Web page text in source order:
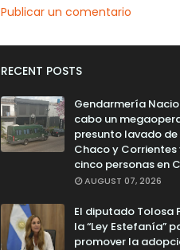
Publicar un comentario
RECENT POSTS
Gendarmería
cabo un
presunto lavado
Chaco y
cinco personas en
AUGUST 07, 2026
El diputado Tolosa
la “Ley Estefanía”
promover la